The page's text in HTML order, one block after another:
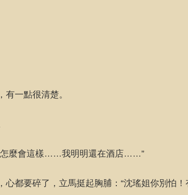
有一點很清楚。
怎麼會這樣……我明明還在酒店……”
心都要碎了，立馬挺起胸脯：“沈瑤姐你別怕！